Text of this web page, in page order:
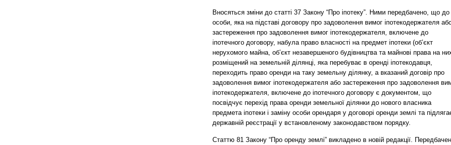
Вносяться зміни до статті 37 Закону “Про іпотеку”. Ними передбачено, що до
особи, яка на підставі договору про задоволення вимог іпотекодержателя
застереження про задоволення вимог іпотекодержателя, включене до
іпотечного договору, набула право власності на предмет іпотеки (об’єкт
нерухомого майна, об’єкт незавершеного будівництва та майнові права на
розміщений на земельній ділянці, яка перебуває в оренді іпотекодавця,
переходить право оренди на таку земельну ділянку, а вказаний договір про
задоволення вимог іпотекодержателя або застереження про задоволення
іпотекодержателя, включене до іпотечного договору є документом, що
посвідчує перехід права оренди земельної ділянки до нового власника
предмета іпотеки і заміну особи орендаря у договорі оренди землі та
державній реєстрації у встановленому законодавством порядку.
Статтю 81 Закону “Про оренду землі” викладено в новій редакції.